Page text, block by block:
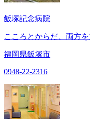
飯塚記念病院
こころとからだ、両方
福岡県飯塚市
0948-22-2316